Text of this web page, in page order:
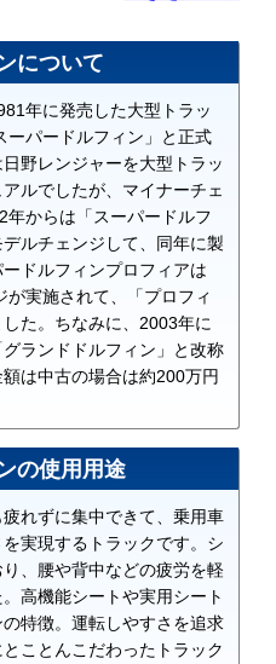
について
年に発売した大型トラッ
ーパードルフィン」と正式
野レンジャーを大型トラッ
ルでしたが、マイナーチェ
年からは「スーパードルフ
ルチェンジして、同年に製
ドルフィンプロフィアは
実施されて、「プロフィ
た。ちなみに、2003年に
ランドドルフィン」と改称
は中古の場合は約200万円
の使用用途
れずに集中できて、乗用車
実現するトラックです。シ
、腰や背中などの疲労を軽
高機能シートや実用シート
特徴。運転しやすさを追求
ことんこだわったトラック